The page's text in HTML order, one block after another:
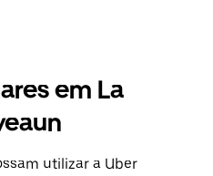
em La
utilizar a Uber